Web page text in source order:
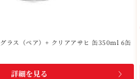
ラス（ペア）+ クリアアサヒ 缶350ml 6缶
詳細を見る